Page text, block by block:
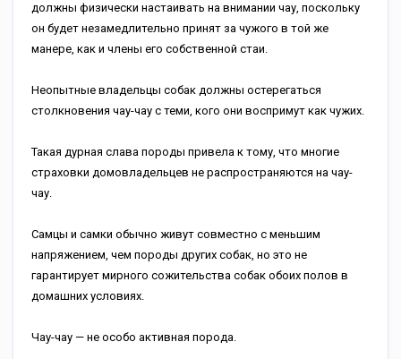
должны физически настаивать на внимании чау, поскольку
он будет незамедлительно принят за чужого в той же
манере, как и члены его собственной стаи.
Неопытные владельцы собак должны остерегаться
столкновения чау-чау с теми, кого они воспримут как чужих.
Такая дурная слава породы привела к тому, что многие
страховки домовладельцев не распространяются на чау-
чау.
Самцы и самки обычно живут совместно с меньшим
напряжением, чем породы других собак, но это не
гарантирует мирного сожительства собак обоих полов в
домашних условиях.
Чау-чау — не особо активная порода.